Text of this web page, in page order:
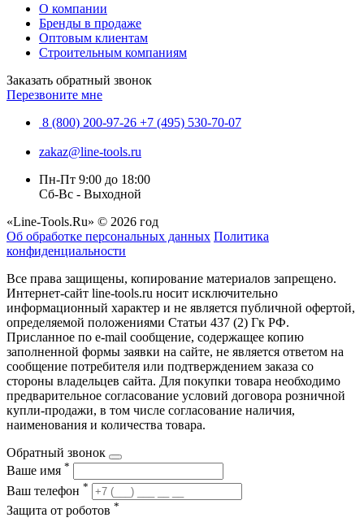
О компании
Бренды в продаже
Оптовым клиентам
Строительным компаниям
Заказать обратный звонок
Перезвоните мне
8 (800) 200-97-26 +7 (495) 530-70-07
zakaz@line-tools.ru
Пн-Пт 9:00 до 18:00
Сб-Вс - Выходной
«Line-Tools.Ru» © 2026 год
Об обработке персональных данных Политика
конфиденциальности
Все права защищены, копирование материалов запрещено.
Интернет-сайт line-tools.ru носит исключительно
информационный характер и не является публичной офертой,
определяемой положениями Статьи 437 (2) Гк РФ.
Присланное по e-mail сообщение, содержащее копию
заполненной формы заявки на сайте, не является ответом на
сообщение потребителя или подтверждением заказа со
стороны владельцев сайта. Для покупки товара необходимо
предварительное согласование условий договора розничной
купли-продажи, в том числе согласование наличия,
наименования и количества товара.
Обратный звонок
Ваше имя *
Ваш телефон *
Защита от роботов *